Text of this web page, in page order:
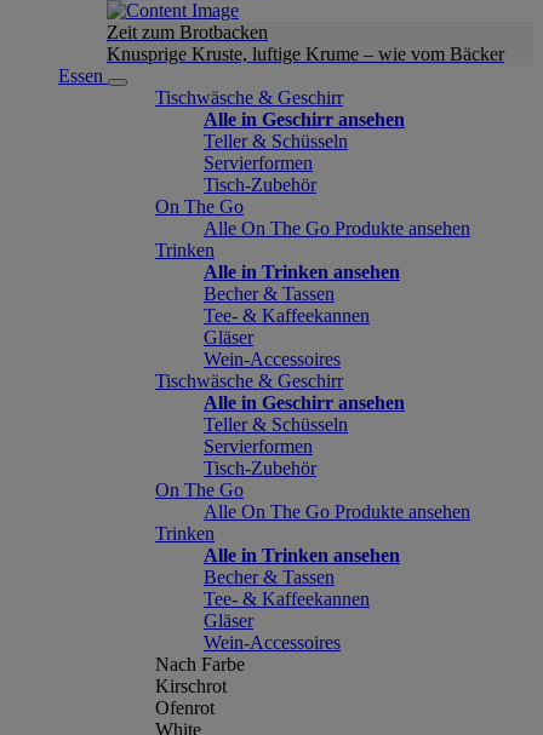
Zeit zum Brotbacken
Knusprige Kruste, luftige Krume – wie vom Bäcker
Essen
Tischwäsche & Geschirr
Alle in Geschirr ansehen
Teller & Schüsseln
Servierformen
Tisch-Zubehör
On The Go
Alle On The Go Produkte ansehen
Trinken
Alle in Trinken ansehen
Becher & Tassen
Tee- & Kaffeekannen
Gläser
Wein-Accessoires
Tischwäsche & Geschirr
Alle in Geschirr ansehen
Teller & Schüsseln
Servierformen
Tisch-Zubehör
On The Go
Alle On The Go Produkte ansehen
Trinken
Alle in Trinken ansehen
Becher & Tassen
Tee- & Kaffeekannen
Gläser
Wein-Accessoires
Nach Farbe
Kirschrot
Ofenrot
White